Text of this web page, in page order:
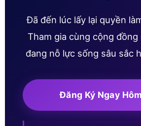
Đã đến lúc lấy lại quyền
Tham gia cùng cộng
đang nỗ lực sống sâu sắc
Đăng Ký Ngay